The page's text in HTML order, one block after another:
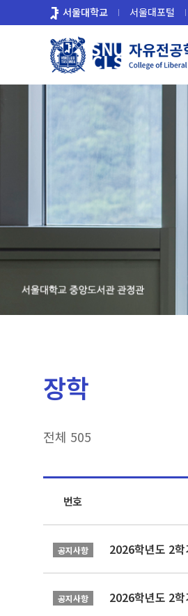
로
서울대학교 서울대포털
장학
전체 505
번호
공지사항 2026학년도 2
공지사항 2026학년도 2